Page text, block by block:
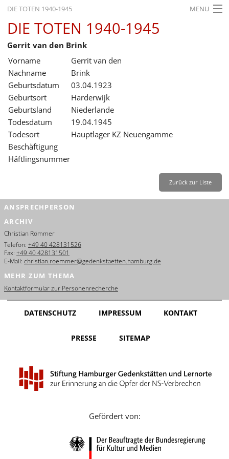
DIE TOTEN 1940-1945 MENU
STARTSEITE
AKTUELLES
AUSSTELLUNGEN
GESCHICHTE
BILDUNG
FORSCHUNG
SERVICE
Français
Dansk
Español
Nederlands
Português
Русский
Leichte Sprache
DIE TOTEN 1940-1945
Gerrit van den Brink
Vorname
Gerrit van den
Nachname
Brink
Geburtsdatum
03.04.1923
Geburtsort
Harderwijk
Geburtsland
Niederlande
Todesdatum
19.04.1945
Todesort
Hauptlager KZ Neuengamme
Beschäftigung
Häftlingsnummer
Zurück zur Liste
ANSPRECHPERSON
ARCHIV
Christian Römmer
Telefon: +49 40 428131526
Fax: +49 40 428131501
E-Mail: christian.roemmer@gedenkstaetten.hamburg.de
MEHR ZUM THEMA
Kontaktformular zur Personenrecherche
DATENSCHUTZ IMPRESSUM KONTAKT
PRESSE SITEMAP
Gefördert von: